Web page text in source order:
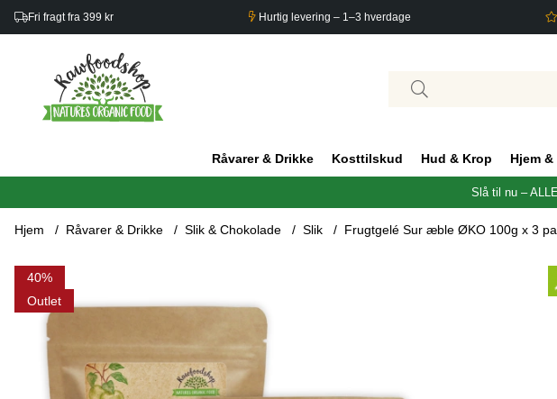
Fri fragt fra 399 kr Hurtig levering – 1–3 hverdage
Råvarer & Drikke Kosttilskud Hud & Krop Hjem
Slå til nu –
Hjem Råvarer & Drikke Slik & Chokolade Slik Frugtgelé Sur æble ØKO 100g x 3
40
Outlet
Produktbilleder Frugtgelé Sur æble ØKO 100g x 3 pakker